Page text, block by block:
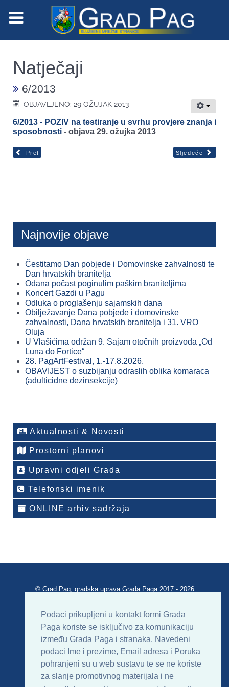
Podaci prikupljeni u kontakt formi Grada
Paga koriste se isključivo za komunikaciju
između Grada Paga i stranaka. Navedeni
podaci Ime i prezime, Email adresa i Poruka
pohranjeni su u web sustavu te se ne koriste
za slanje promotivnog materijala i ne
Natječaji
6/2013
OBJAVLJENO: 29 OŽUJAK 2013
6/2013 - POZIV na testiranje u svrhu provjere znanja i
sposobnosti - objava 29. ožujka 2013
Pret Sljedeće
Najnovije objave
Čestitamo Dan pobjede i Domovinske zahvalnosti te
Dan hrvatskih branitelja
Odana počast poginulim paškim braniteljima
Koncert Gazdi u Pagu
Odluka o proglašenju sajamskih dana
Obilježavanje Dana pobjede i domovinske
zahvalnosti, Dana hrvatskih branitelja i 31. VRO
Oluja
U Vlašićima održan 9. Sajam otočnih proizvoda „Od
Luna do Fortice“
28. PagArtFestival, 1.-17.8.2026.
OBAVIJEST o suzbijanju odraslih oblika komaraca
(adulticidne dezinsekcije)
Aktualnosti & Novosti
Prostorni planovi
Upravni odjeli Grada
Telefonski imenik
ONLINE arhiv sadržaja
© Grad Pag, gradska uprava Grada Paga 2017 - 2026
Uvjeti korištenja Impressum
Kontakt
Sitemap
RSS